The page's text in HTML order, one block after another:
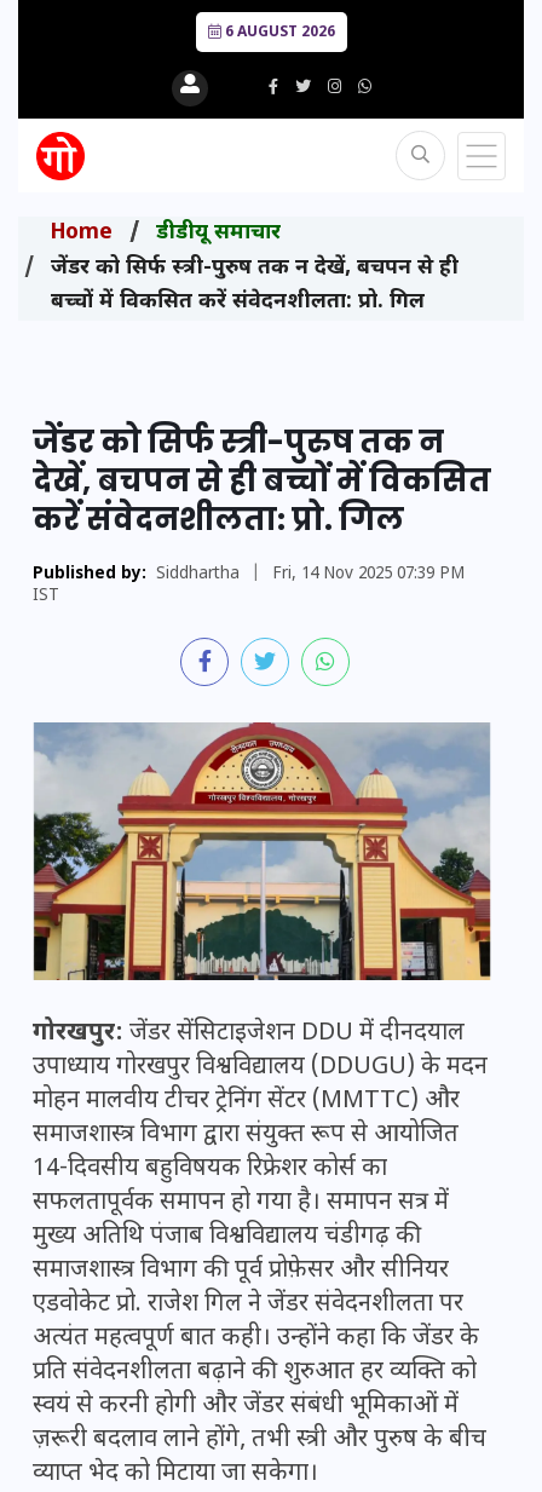
6 AUGUST 2026
Home
डीडीयू समाचार
जेंडर को सिर्फ स्त्री-पुरुष तक न देखें, बचपन से ही
बच्चों में विकसित करें संवेदनशीलता: प्रो. गिल
जेंडर को सिर्फ स्त्री-पुरुष तक न
देखें, बचपन से ही बच्चों में विकसित
करें संवेदनशीलता: प्रो. गिल
Published by: Siddhartha
Fri, 14 Nov 2025 07:39 PM
IST
गोरखपुर: जेंडर सेंसिटाइजेशन DDU में दीनदयाल
उपाध्याय गोरखपुर विश्वविद्यालय (DDUGU) के मदन
मोहन मालवीय टीचर ट्रेनिंग सेंटर (MMTTC) और
समाजशास्त्र विभाग द्वारा संयुक्त रूप से आयोजित
14-दिवसीय बहुविषयक रिफ्रेशर कोर्स का
सफलतापूर्वक समापन हो गया है। समापन सत्र में
मुख्य अतिथि पंजाब विश्वविद्यालय चंडीगढ़ की
समाजशास्त्र विभाग की पूर्व प्रोफ़ेसर और सीनियर
एडवोकेट प्रो. राजेश गिल ने जेंडर संवेदनशीलता पर
अत्यंत महत्वपूर्ण बात कही। उन्होंने कहा कि जेंडर के
प्रति संवेदनशीलता बढ़ाने की शुरुआत हर व्यक्ति को
स्वयं से करनी होगी और जेंडर संबंधी भूमिकाओं में
ज़रूरी बदलाव लाने होंगे, तभी स्त्री और पुरुष के बीच
व्याप्त भेद को मिटाया जा सकेगा।